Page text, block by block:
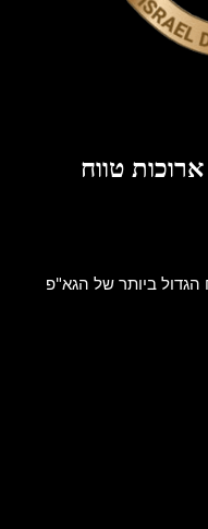
טווח
הגדול ביותר של הגא"פ